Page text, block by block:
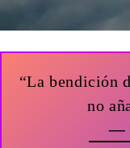
“La bendición
no
—